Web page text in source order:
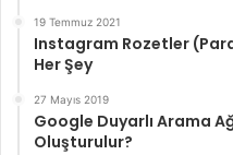
19 Temmuz 2021
Instagram Rozetler
Her Şey
27 Mayıs 2019
Google Duyarlı Arama
Oluşturulur?